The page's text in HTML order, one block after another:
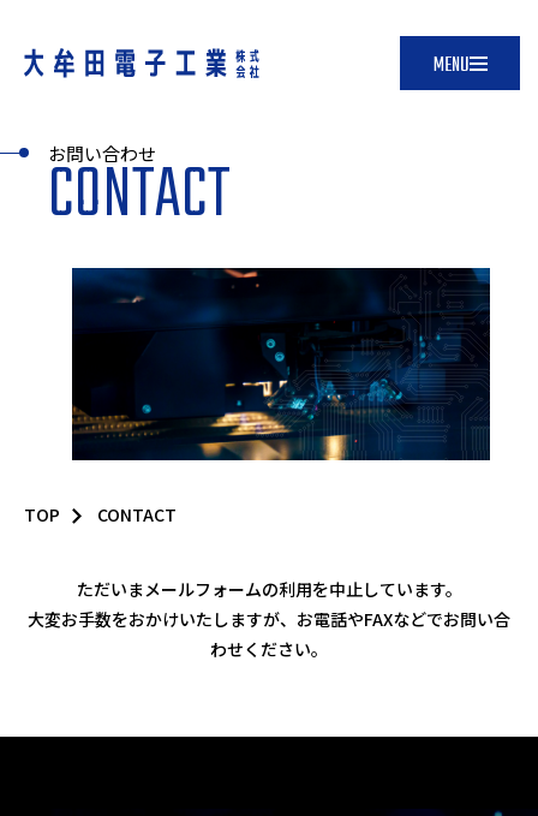
お問い合わせ
お問い合わせ
CONTACT
TOP CONTACT
ただいまメールフォームの利用を中止しています。
大変お手数をおかけいたしますが、お電話やFAXなどでお問い合
わせください。